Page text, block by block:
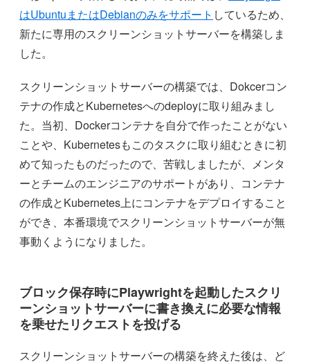
はUbuntuまたはDebianのみをサポート しているため、
新たに専用のスクリーンショットサーバーを構築しま
した。
スクリーンショットサーバーの構築では、Dokcerコン
テナの作成とKubernetesへのdeployに取り組みまし
た。当初、Dockerコンテナを自分で作ったことがない
ことや、Kubernetesもこのタスクに取り組むときに初
めて知ったものだったので、苦戦しましたが、メンタ
ーとチームのエンジニアのサポートがあり、コンテナ
の作成とKubernetes上にコンテナをデプロイすること
ができ、本番環境でスクリーンショットサーバーが無
事動くようになりました。
ブロック保存時にPlaywrightを起動したスクリ
ーンショットサーバーに書き換えに必要な情報
を乗せたリクエストを投げる
スクリーンショットサーバーの構築を終えた後は、ど